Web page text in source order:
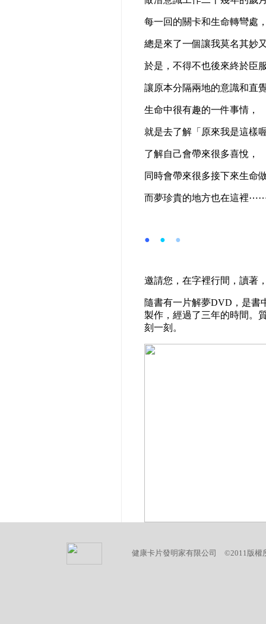
每一回的關卡和生命轉彎處
總是來了一個讓我莫名其妙
於是，不得不也後來終於臣
讓原本分隔兩地的意識和直
生命中很有趣的一件事情，
就是去了解「原來我是這樣
了解自己會帶來很多喜悅，
同時會帶來很多接下來生命
而夢珍貴的地方也在這裡
● ● ●
邀請您，在字裡行間，讀著
隨書有一片解夢DVD，是書
製作，經過了三年的時間。
刻一刻。
健康卡片發明家有限公司 ©2011版權